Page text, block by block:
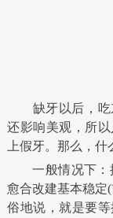
缺牙以后，吃
还影响美观，所
上假牙。那么，
一般情况下：拔
愈合改建基本稳定
俗地说，就是要